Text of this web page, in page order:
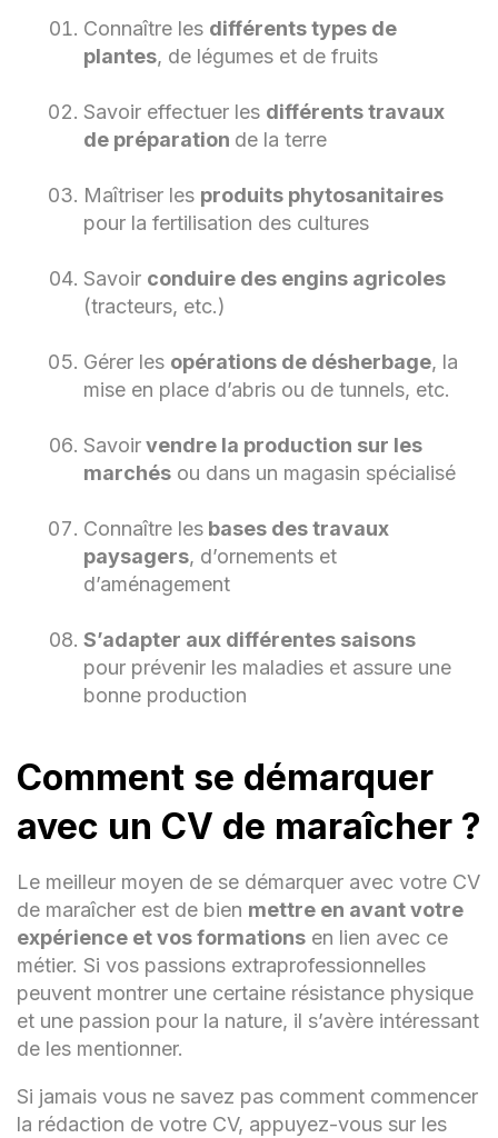
Connaître les différents types de
plantes, de légumes et de fruits
Savoir effectuer les différents travaux
de préparation de la terre
Maîtriser les produits phytosanitaires
pour la fertilisation des cultures
Savoir conduire des engins agricoles
(tracteurs, etc.)
Gérer les opérations de désherbage, la
mise en place d’abris ou de tunnels, etc.
Savoirvendre la production sur les
marchés ou dans un magasin spécialisé
Connaître les bases des travaux
paysagers, d’ornements et
d’aménagement
S’adapter aux différentes saisons
pour prévenir les maladies et assure une
bonne production
Comment se démarquer
avec un CV de maraîcher ?
Le meilleur moyen de se démarquer avec votre CV
de maraîcher est de bien mettre en avant votre
expérience et vos formations en lien avec ce
métier. Si vos passions extraprofessionnelles
peuvent montrer une certaine résistance physique
et une passion pour la nature, il s’avère intéressant
de les mentionner.
Si jamais vous ne savez pas comment commencer
la rédaction de votre CV, appuyez-vous sur les